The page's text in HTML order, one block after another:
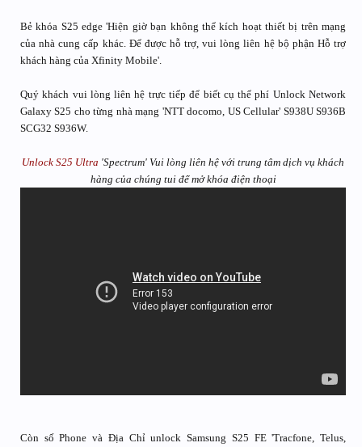
Bẻ khóa S25 edge 'Hiện giờ bạn không thể kích hoạt thiết bị trên mạng
của nhà cung cấp khác. Để được hỗ trợ, vui lòng liên hệ bộ phận Hỗ trợ
khách hàng của Xfinity Mobile'.
Quý khách vui lòng liên hệ trực tiếp để biết cụ thể phí Unlock Network
Galaxy S25 cho từng nhà mạng 'NTT docomo, US Cellular' S938U S936B
SCG32 S936W.
Unlock S25 Ultra 'Spectrum' Vui lòng liên hệ với trung tâm dịch vụ khách
hàng của chúng tui để mở khóa điện thoại
Còn số Phone và Địa Chỉ unlock Samsung S25 FE 'Tracfone, Telus,